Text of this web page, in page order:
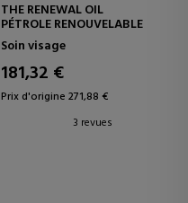
THE RENEWAL OIL
PÉTROLE RENOUVELABLE
Soin visage
181,32 €
Prix d'origine 271,88 €
3 revues